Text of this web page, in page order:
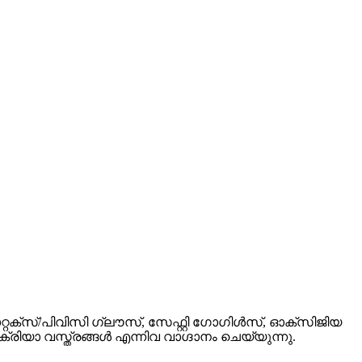
പിവിസി ഗ്ലൗസ്, സേഫ്റ്റി ഗോഗിൾസ്, ഓക്‌സിജിയ
വസ്ത്രങ്ങൾ എന്നിവ വാഗ്ദാനം ചെയ്യുന്നു.